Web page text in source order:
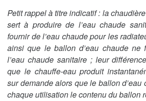
Petit rappel à titre indicatif : la
sert à produire de l’eau chaude
fournir de l’eau chaude pour les
ainsi que le ballon d’eau chaude ne
l’eau chaude sanitaire ; leur
que le chauffe-eau produit
sur demande alors que le ballon d’eau
chaque utilisation le contenu du ballon